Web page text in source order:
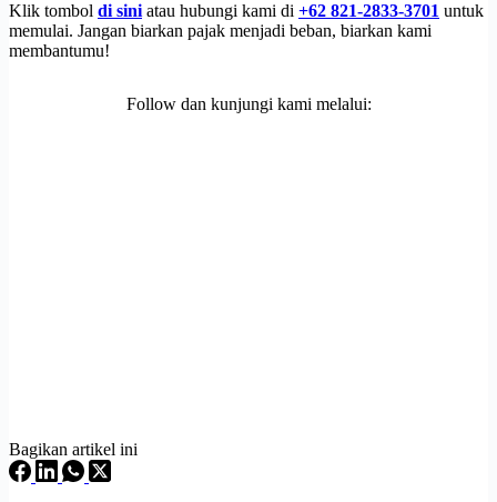
Klik tombol di sini atau hubungi kami di +62 821-2833-3701 untuk
memulai. Jangan biarkan pajak menjadi beban, biarkan kami
membantumu!
Follow dan kunjungi kami melalui:
Bagikan artikel ini